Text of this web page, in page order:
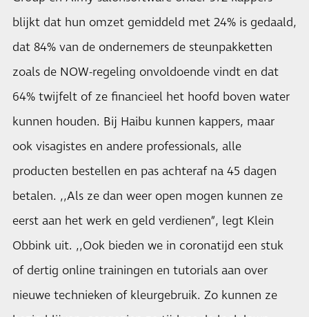
blijkt dat hun omzet gemiddeld met 24% is gedaald,
dat 84% van de ondernemers de steunpakketten
zoals de NOW-regeling onvoldoende vindt en dat
64% twijfelt of ze financieel het hoofd boven water
kunnen houden. Bij Haibu kunnen kappers, maar
ook visagistes en andere professionals, alle
producten bestellen en pas achteraf na 45 dagen
betalen. ,,Als ze dan weer open mogen kunnen ze
eerst aan het werk en geld verdienen”, legt Klein
Obbink uit. ,,Ook bieden we in coronatijd een stuk
of dertig online trainingen en tutorials aan over
nieuwe technieken of kleurgebruik. Zo kunnen ze